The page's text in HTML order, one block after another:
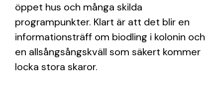
öppet hus och många skilda
programpunkter. Klart är att det blir en
informationsträff om biodling i kolonin och
en allsångsångskväll som säkert kommer
locka stora skaror.